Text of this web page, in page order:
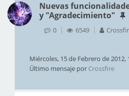
Nuevas
y "Agradecimiento"
0 6549
Miércoles, 15 de Febrero de 2012,
Último mensaje por Crossfire